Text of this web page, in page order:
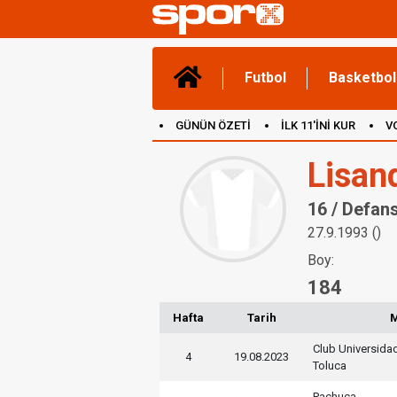
Futbol Basketbol
GÜNÜN ÖZETİ İLK 11'İNİ KUR
16 /
27.9.1993 ()
Boy:
184
Hafta Tarih
4 19.08.2023
Club
Toluca